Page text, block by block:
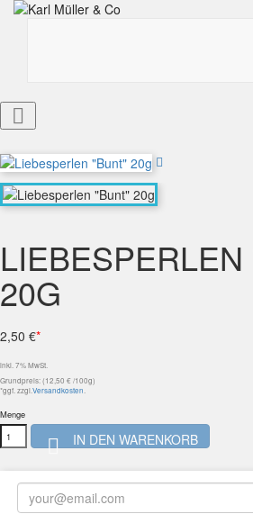

20G
2,50 €*
inkl. 7% MwSt.
Grundpreis: (12,50 € /100g)
*ggf. zzgl.Versandkosten
Menge
 IN DEN WARENKORB